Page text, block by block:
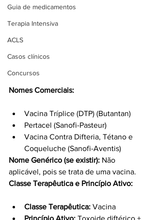
Guia de medicamentos
Terapia Intensiva
ACLS
Casos clínicos
Concursos
Nomes Comerciais:
Vacina Tríplice (DTP) (Butantan)
Pertacel (Sanofi-Pasteur)
Vacina Contra Difteria, Tétano e
Coqueluche (Sanofi-Aventis)
Nome Genérico (se existir): Não
aplicável, pois se trata de uma vacina.
Classe Terapêutica e Princípio Ativo:
Classe Terapêutica: Vacina